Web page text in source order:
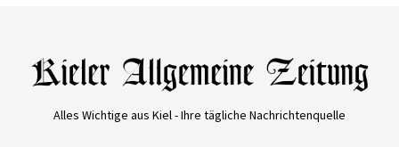
Alles Wichtige aus Kiel - Ihre tägliche Nachrichtenquelle